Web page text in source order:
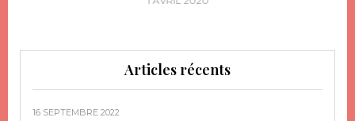
Articles récents
16 SEPTEMBRE 2022